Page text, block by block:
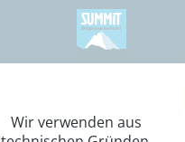
Wir verwenden aus